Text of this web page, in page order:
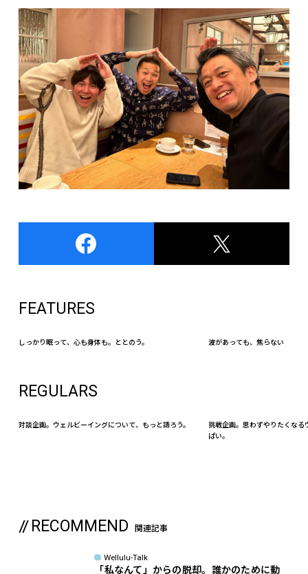
FEATURES
しっかり眠って、心も身体も。ととのう。 波があっても、焦らない
REGULARS
対談企画。ウェルビーイングについて、もっと語ろう。
挑戦企画。思わずやりたくなる
ぱい。
RECOMMEND 関連記事
Wellulu-Talk
「私なんて」からの脱却。誰かのために動